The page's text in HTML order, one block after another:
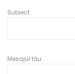
Subiect
Mesajul tău